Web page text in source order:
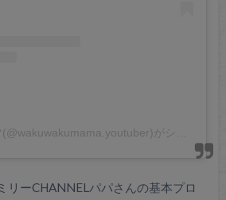
リーCHANNELパパさんの基本プロ